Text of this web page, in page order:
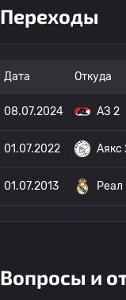
Переходы
Дата Откуда
08.07.2024 АЗ 2
01.07.2022 Аякс
01.07.2013
Вопросы и